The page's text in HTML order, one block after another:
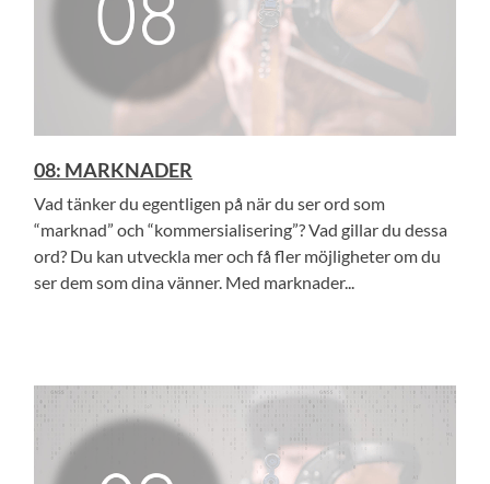
08: MARKNADER
Vad tänker du egentligen på när du ser ord som
“marknad” och “kommersialisering”? Vad gillar du dessa
ord? Du kan utveckla mer och få fler möjligheter om du
ser dem som dina vänner. Med marknader...